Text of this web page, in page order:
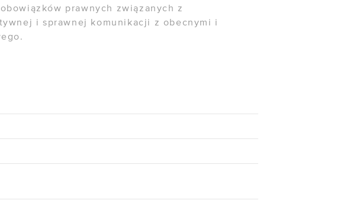
WDROŻENIA
prawnych związanych z
i sprawnej komunikacji z obecnymi i